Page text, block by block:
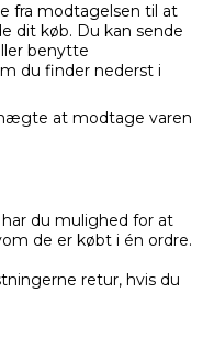
fra modtagelsen til at
dit køb. Du kan sende
benytte
du finder nederst i
at modtage varen
du mulighed for at
de er købt i én ordre.
retur, hvis du